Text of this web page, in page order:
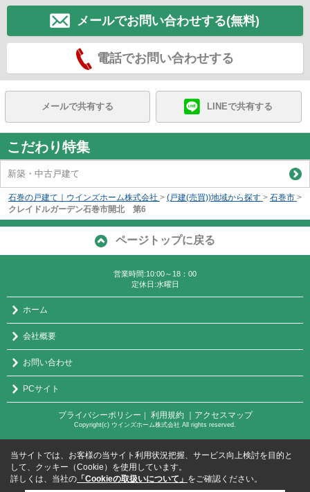
メールでお問い合わせする(無料)
電話でお問い合わせする
メールで共有する LINEで共有する
こだわり特集
新築・中古戸建て
石巻の戸建て｜ウインズホーム株式会社 > (戸建(売買))地域から探す > 石巻市 >
クレイドルガーデン石巻市開北 第6
ページトップに戻る
営業時間:10:00～18：00
定休日:水曜日
ホーム
会社概要
お問い合わせ
PCサイト
プライバシーポリシー ｜ 利用規約 ｜アクセスマップ
Copyright(c) ウインズホーム株式会社 All rights reserved.
当サイトでは、お客様の当サイト利用状況把握、サービス向上検討を目的と
して、クッキー（Cookie）を使用しています。
詳しくは、当社の 「Cookieの取扱いについて」 をご確認ください。